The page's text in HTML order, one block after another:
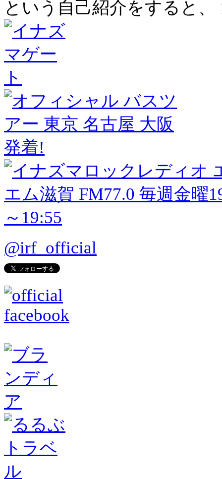
という自己紹介をすると、
@irf_official